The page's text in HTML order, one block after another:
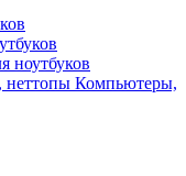
ноутбуков
Компьютеры,